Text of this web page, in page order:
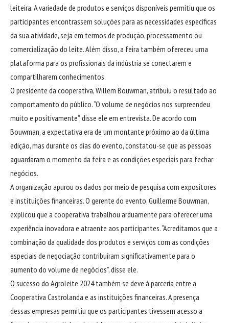
leiteira. A variedade de produtos e serviços disponíveis permitiu que os
participantes encontrassem soluções para as necessidades específicas
da sua atividade, seja em termos de produção, processamento ou
comercialização do leite. Além disso, a feira também ofereceu uma
plataforma para os profissionais da indústria se conectarem e
compartilharem conhecimentos.
O presidente da cooperativa, Willem Bouwman, atribuiu o resultado ao
comportamento do público. “O volume de negócios nos surpreendeu
muito e positivamente”, disse ele em entrevista. De acordo com
Bouwman, a expectativa era de um montante próximo ao da última
edição, mas durante os dias do evento, constatou-se que as pessoas
aguardaram o momento da feira e as condições especiais para fechar
negócios.
A organização apurou os dados por meio de pesquisa com expositores
e instituições financeiras. O gerente do evento, Guillerme Bouwman,
explicou que a cooperativa trabalhou arduamente para oferecer uma
experiência inovadora e atraente aos participantes. “Acreditamos que a
combinação da qualidade dos produtos e serviços com as condições
especiais de negociação contribuíram significativamente para o
aumento do volume de negócios”, disse ele.
O sucesso do Agroleite 2024 também se deve à parceria entre a
Cooperativa Castrolanda e as instituições financeiras. A presença
dessas empresas permitiu que os participantes tivessem acesso a